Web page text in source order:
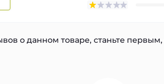
о данном товаре, станьте первым,